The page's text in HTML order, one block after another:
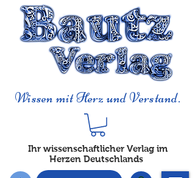
Wissen mit Herz und Verstand.
Ihr wissenschaftlicher Verlag im
Herzen Deutschlands